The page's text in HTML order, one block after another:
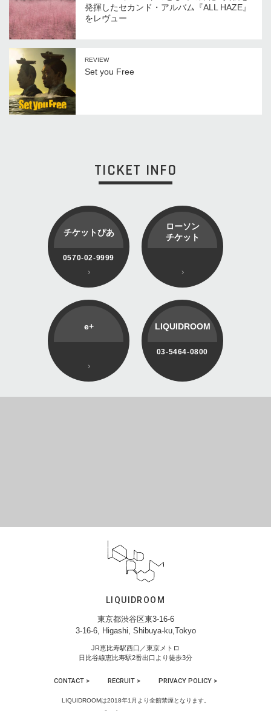
発揮したセカンド・アルバム『ALL HAZE』
をレヴュー
REVIEW
Set you Free
TICKET INFO
チケットぴあ
0570-02-9999
ローソン
チケット
e+ LIQUIDROOM
03-5464-0800
LIQUIDROOM
東京都渋谷区東3-16-6
3-16-6, Higashi, Shibuya-ku,Tokyo
JR恵比寿駅西口／東京メトロ
日比谷線恵比寿駅2番出口より徒歩3分
CONTACT > RECRUIT > PRIVACY POLICY >
LIQUIDROOMは2018年1月より全館禁煙となります。